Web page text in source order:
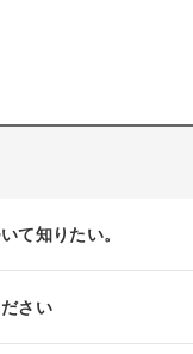
て知りたい。
さい